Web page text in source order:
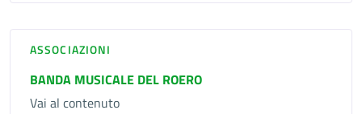
ASSOCIAZIONI
BANDA MUSICALE DEL ROERO
Vai al contenuto